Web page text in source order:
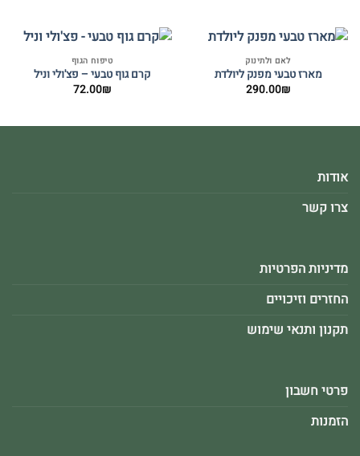
לאם ולתינוק
מארז טבעי מפנק ליולדת
290.00₪
טיפוח הגוף
קרם גוף טבעי – פצ'ולי וניל
72.00₪
אודות
צרו קשר
מדיניות הפרטיות
החזרים וזיכויים
תקנון ותנאי שימוש
פרטי חשבון
הזמנות